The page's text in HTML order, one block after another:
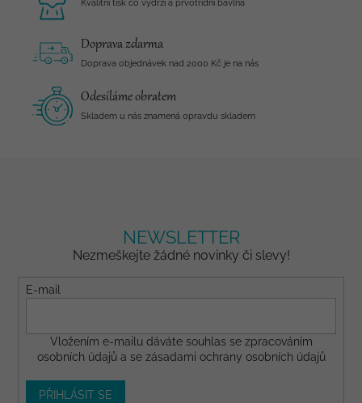
Kvalitní tisk co vydrží a prvotřídní bavlna
Doprava zdarma
Doprava objednávek nad 2000 Kč je na nás
Odesíláme obratem
Skladem u nás znamená opravdu skladem
NEWSLETTER
Nezmeškejte žádné novinky či slevy!
E-mail
Vložením e-mailu dáváte souhlas se zpracováním
osobních údajů a se zásadami ochrany osobních údajů
PŘIHLÁSIT SE